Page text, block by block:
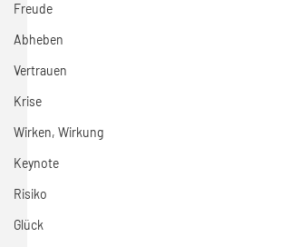
Freude
Abheben
Vertrauen
Krise
Wirken, Wirkung
Keynote
Risiko
Glück